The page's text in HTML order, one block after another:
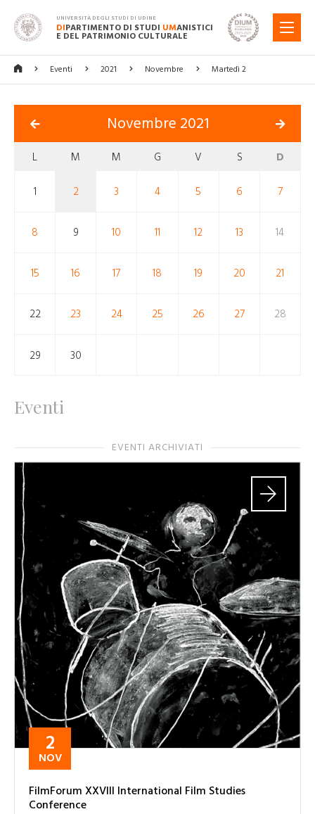
UNIVERSITÀ DEGLI STUDI DI UDINE
DIPARTIMENTO DI STUDI UMANISTICI
E DEL PATRIMONIO CULTURALE
MENU
Eventi 2021 Novembre Martedì 2
Novembre 2021
L M M G V S D
1 2 3 4 5 6 7
8 9 10 11 12 13 14
15 16 17 18 19 20 21
22 23 24 25 26 27 28
29 30
Eventi
EVENTI ARCHIVIATI
2
NOV
FilmForum XXVIII International Film Studies
Conference